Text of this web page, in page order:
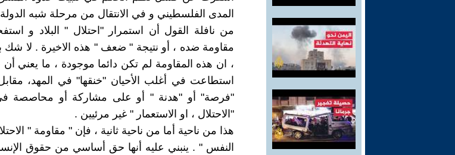
المدى الفلسطيني و في الانتقال من مرحلة شبه الدولة
من نافلة القول أن استمرار "احتلال " البلاد و
مقاومة ضده ، أو نتيجة " ضعف " هذه الاخيرة . لا شك
، ان هذه المقاومة لم تكن دائما موجودة ، ما يعني
استطاعت في أغلب الأحيان "خنقها" في المهد،
"فرصة" أو "هدنة " أو على مشاركة أو محاصصة
"الاحتلال ، او الاستعمار " غير مرئيين .
هذا من ناحية أما من ناحية ثانية ، فإن " مقاومة "
النفس " . ينبني عليه أنها حق أساسي من حقوق